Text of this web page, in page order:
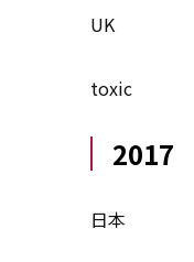
UK
toxic
2017
日本